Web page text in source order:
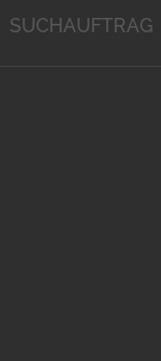
SUCHAUFTRAG